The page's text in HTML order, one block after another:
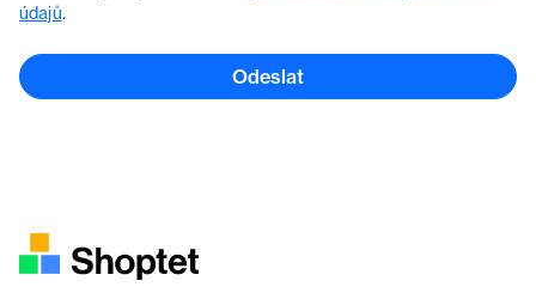
údajů.
Odeslat